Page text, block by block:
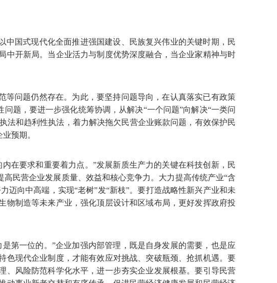
中国式现代化全面推进强国建设、民族复兴伟业的关键时期，民
开新局。当企业活力与制度优势深度融合，当企业家精神与时
等问题仍然存在。为此，要坚持问题导向，在认真落实已有政策
题，要进一步强化统筹协调，从解决“一个问题”向解决“一类问
法和趋利性执法，着力解决拖欠民营企业账款问题，有效保护民
预期。
在要求和重要着力点。”发展新质生产力的关键在科技创新，民
民营企业发展质量、效益和核心竞争力。大力提高传统产业“含
迈向中高端，实现“老树”发“新枝”。要打造战略性新兴产业和未
制造等未来产业，强化顶层设计和区域布局，更好发挥政府投
第一位的。”企业加强内部管理，既是自身发展的需要，也是应
色现代企业制度，才能有效应对挑战、突破瓶颈、抢抓机遇。要
风险防范科学化水平，进一步夯实企业发展根基。要引导民营